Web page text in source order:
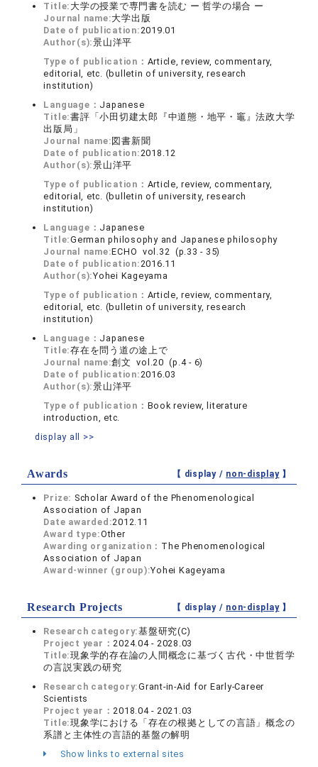
Title: 大学の授業で専門書を読む ー 哲学の場合 ー
Journal name:大学出版
Date of publication:2019.01
Author(s):景山洋平
Type of publication： Article, review, commentary,
editorial, etc. (bulletin of university, research
institution)
Language： Japanese
Title:書評「小田切建太郎『中道態・地平・竈』法政大学
出版局」
Journal name: 図書新聞
Date of publication:2018.12
Author(s):景山洋平
Type of publication： Article, review, commentary,
editorial, etc. (bulletin of university, research
institution)
Language： Japanese
Title:German philosophy and Japanese philosophy
Journal name:ECHO vol.32 (p.33 - 35)
Date of publication:2016.11
Author(s):Yohei Kageyama
Type of publication： Article, review, commentary,
editorial, etc. (bulletin of university, research
institution)
Language： Japanese
Title:存在を問う道の途上で
Journal name:創文 vol.20 (p.4 - 6)
Date of publication:2016.03
Author(s):景山洋平
Type of publication： Book review, literature
introduction, etc.
display all >>
Awards 【 display / non-display】
Prize: Scholar Award of the Phenomenological
Association of Japan
Date awarded:2012.11
Award type:Other
Awarding organization： The Phenomenological
Association of Japan
Award-winner (group):Yohei Kageyama
Research Projects 【 display / non-display】
Research category:基盤研究(C)
Project year：2024.04 - 2028.03
Title:現象学的存在論の人間概念に基づく古代・中世哲学
の言説実践の研究
Research category:Grant-in-Aid for Early-Career
Scientists
Project year：2018.04 - 2021.03
Title:現象学における「存在の根拠としての言語」概念の
系譜と主体性の言語的基盤の解明
Show links to external sites